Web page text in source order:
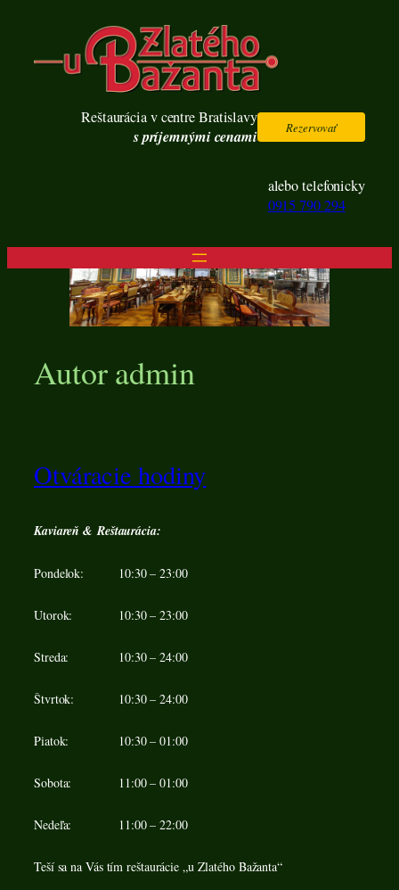
obsah
Reštaurácia v centre Bratislavy
s príjemnými cenami Rezervovať
alebo telefonicky
0915 790 294
Autoradmin
Otváracie hodiny
Kaviareň & Reštaurácia:
Pondelok: 10:30 – 23:00
Utorok: 10:30 – 23:00
Streda: 10:30 – 24:00
Štvrtok: 10:30 – 24:00
Piatok: 10:30 – 01:00
Sobota: 11:00 – 01:00
Nedeľa: 11:00 – 22:00
Teší sa na Vás tím reštaurácie „u Zlatého Bažanta“